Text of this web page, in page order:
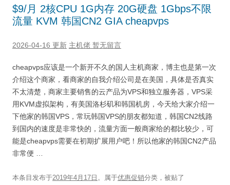
$9/月 2核CPU 1G内存 20G硬盘 1Gbps不限
流量 KVM 韩国CN2 GIA cheapvps
2026-04-16 更新 主机佬 暂无留言
cheapvps应该是一个新开不久的国人主机商家，博主也是第一次
介绍这个商家，看商家的自我介绍公司是在美国，具体是否真实
不太清楚，商家主要销售的云产品为VPS和独立服务器，VPS采
用KVM虚拟架构，有美国洛杉矶和韩国机房，今天给大家介绍一
下他家的韩国VPS，常玩韩国VPS的朋友都知道，韩国CN2线路
到国内的速度是非常快的，流量方面一般商家给的都比较少，可
能是cheapvps需要在初期扩展用户吧！所以他家的韩国CN2产品
非常便 …
本条目发布于2019年4月17日 。属于优惠促销分类，被贴了